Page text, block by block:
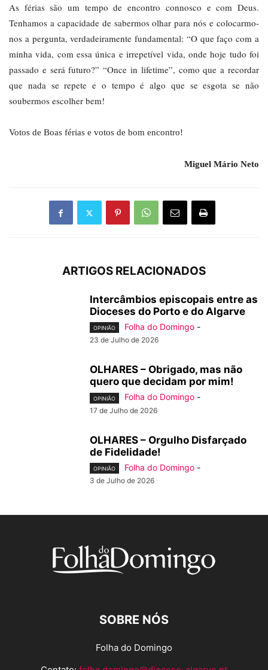
As férias são um tempo de encontro connosco e com Deus.
Tenhamos a capacidade de sabermos olhar para nós e colocarmo-
nos a pergunta, verdadeiramente fundamental: “O que faço com a
minha vida, com essa única e irrepetível vida, onde hoje tudo foi
passado e será futuro?” “Once in lifetime”, como que a recordar
que nada se repete e o tempo é algo que se esgota se não
soubermos escolher bem!
Votos de Boas férias e votos de bom encontro!
Miguel Mário Neto
ARTIGOS RELACIONADOS
Intercâmbios episcopais entre as
Dioceses do Porto e do Algarve
OPINIÃO Folha do Domingo -
23 de Julho de 2026
OLHARES – Obrigado, mas não
quero que decidam por mim!
OPINIÃO Folha do Domingo -
17 de Julho de 2026
OLHARES – Orgulho Disfarçado
de Fidelidade!
OPINIÃO Folha do Domingo -
3 de Julho de 2026
SOBRE NÓS
Folha do Domingo